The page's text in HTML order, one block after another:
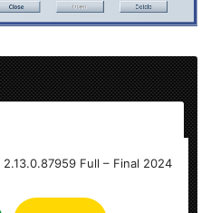
Full – Final 2024